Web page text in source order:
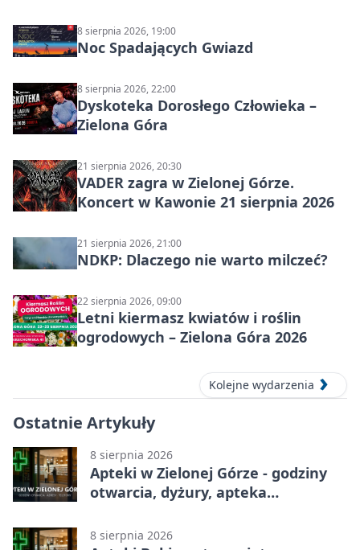
8 sierpnia 2026, 19:00
Noc Spadających Gwiazd
8 sierpnia 2026, 22:00
Dyskoteka Dorosłego Człowieka –
Zielona Góra
21 sierpnia 2026, 20:30
VADER zagra w Zielonej Górze.
Koncert w Kawonie 21 sierpnia 2026
21 sierpnia 2026, 21:00
NDKP: Dlaczego nie warto milczeć?
22 sierpnia 2026, 09:00
Letni kiermasz kwiatów i roślin
ogrodowych – Zielona Góra 2026
Kolejne wydarzenia
Ostatnie Artykuły
8 sierpnia 2026
Apteki w Zielonej Górze - godziny
otwarcia, dyżury, apteka
8 sierpnia 2026